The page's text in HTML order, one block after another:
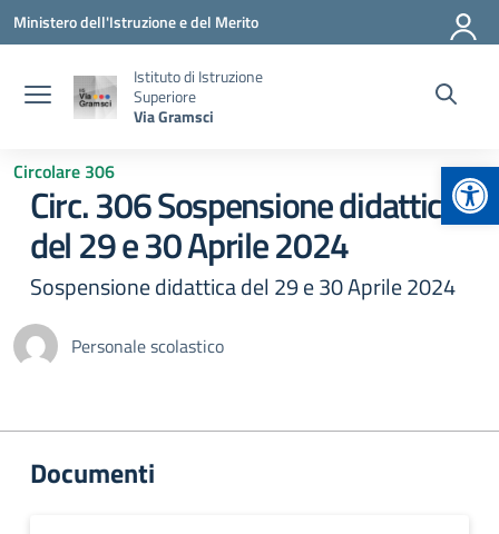
Vai ai contenuti
Vai al menu di navigazione
Vai al footer
Ministero dell'Istruzione e del Merito
Istituto di Istruzione
Superiore
Via Gramsci
Circolare 306
Circ. 306 Sospensione didattica
del 29 e 30 Aprile 2024
Sospensione didattica del 29 e 30 Aprile 2024
Personale scolastico
Documenti